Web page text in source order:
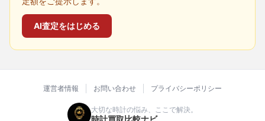
AI査定をはじめる
運営者情報 お問い合わせ プライバシーポリシー
大切な時計の悩み、ここで解決。
時計買取比較ナビ